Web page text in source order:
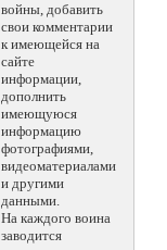
войны, добавить
свои комментарии
к имеющейся на
сайте
информации,
дополнить
имеющуюся
информацию
фотографиями,
видеоматериалами
и другими
данными.
На каждого воина
заводится